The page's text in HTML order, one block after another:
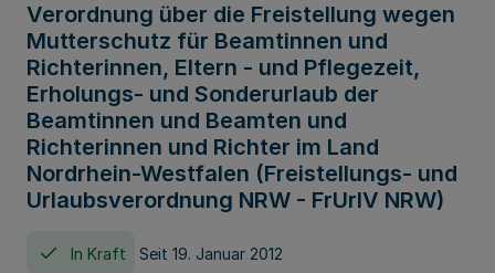
Verordnung über die Freistellung wegen
Mutterschutz für Beamtinnen und
Richterinnen, Eltern - und Pflegezeit,
Erholungs- und Sonderurlaub der
Beamtinnen und Beamten und
Richterinnen und Richter im Land
Nordrhein-Westfalen (Freistellungs- und
Urlaubsverordnung NRW - FrUrlV NRW)
In Kraft Seit 19. Januar 2012